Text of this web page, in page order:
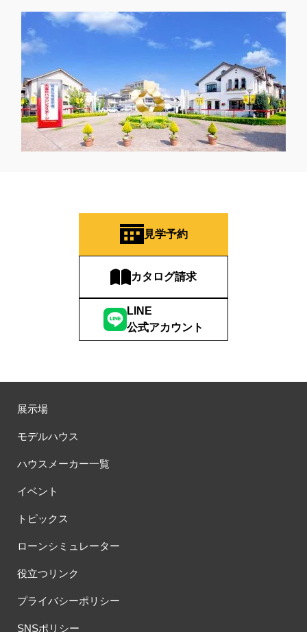
見学予約
カタログ請求
LINE
公式アカウント
展示場
モデルハウス
ハウスメーカー一覧
イベント
トピックス
ローンシミュレーター
役立つリンク
プライバシーポリシー
SNSポリシー